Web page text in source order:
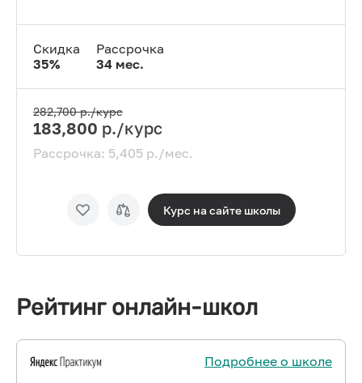
Скидка
35%
Рассрочка
34 мес.
282,700р./курс
183,800 р./курс
Рассрочка: 5,405 р./мес.
Курс на сайте школы
Рейтинг онлайн-школ
Подробнее о школе